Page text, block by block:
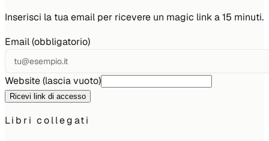
Inserisci la tua email per ricevere un magic link a 15 minuti.
Email (obbligatorio)
Website (lascia vuoto)
Ricevi link di accesso
Libri collegati